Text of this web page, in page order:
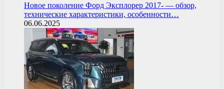
Новое поколение Форд Эксплорер 2017- — обзор,
технические характеристики, особенности…
06.06.2025